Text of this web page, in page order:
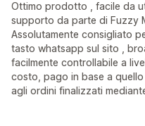
Ottimo prodotto , facile da
supporto da parte di Fuzzy
Assolutamente consigliato
tasto whatsapp sul sito ,
facilmente controllabile a
costo, pago in base a
agli ordini finalizzati